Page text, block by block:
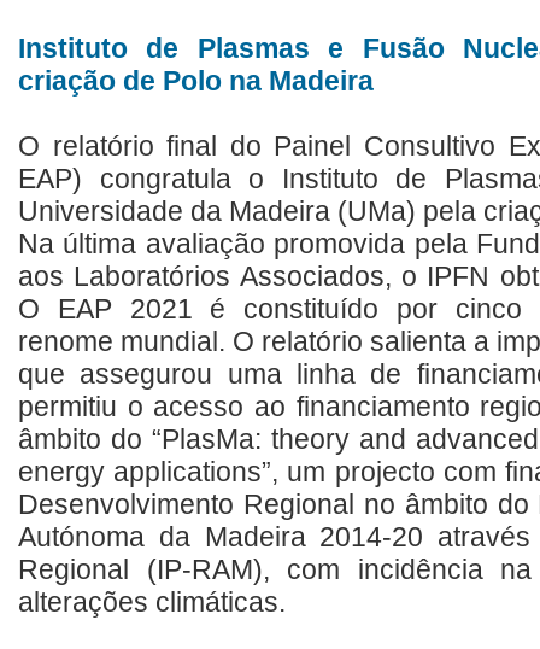
Instituto de Plasmas e Fusão
criação de Polo na Madeira
O relatório final do Painel Consultivo
EAP) congratula o Instituto de
Universidade da Madeira (UMa) pela
Na última avaliação promovida pela
aos Laboratórios Associados, o IPFN
O EAP 2021 é constituído por cinco
renome mundial. O relatório salienta a
que assegurou uma linha de
permitiu o acesso ao financiamento
âmbito do “PlasMa: theory and
energy applications”, um projecto com
Desenvolvimento Regional no âmbito
Autónoma da Madeira 2014-20
Regional (IP-RAM), com incidência
alterações climáticas.